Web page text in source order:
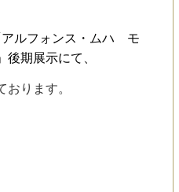
アルフォンス・ムハ モ
」 後期展示にて、
ります。